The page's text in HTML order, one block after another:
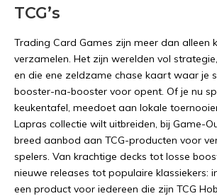
TCG’s
Trading Card Games zijn meer dan alleen
verzamelen. Het zijn werelden vol
en die ene zeldzame chase kaart waar je
booster-na-booster voor opent. Of je nu
keukentafel, meedoet aan lokale
Lapras collectie wilt uitbreiden, bij Game-
breed aanbod aan TCG-producten voor
spelers. Van krachtige decks tot losse
nieuwe releases tot populaire klassiekers:
een product voor iedereen die zijn TCG